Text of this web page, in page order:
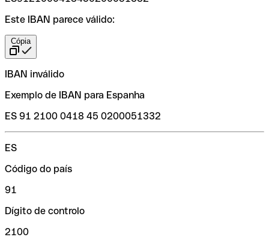
Este IBAN parece válido:
Cópia
IBAN inválido
Exemplo de IBAN para Espanha
ES 91 2100 0418 45 0200051332
ES
Código do país
91
Dígito de controlo
2100